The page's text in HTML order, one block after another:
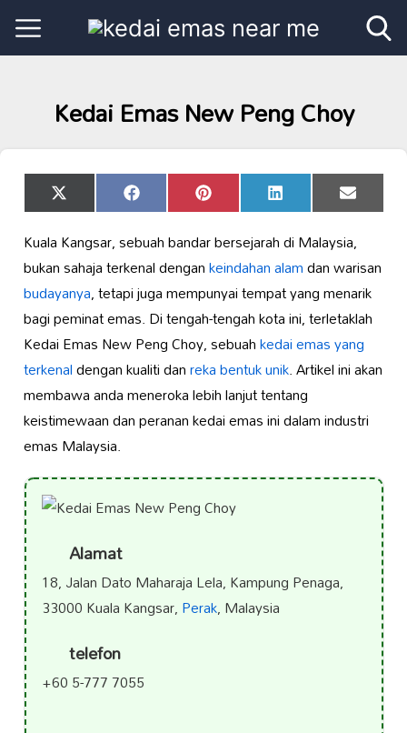
Kedai Emas New Peng Choy
Share
on
X
(Twitter)
Share
on
Facebook Share
on
Pinterest Share
on
LinkedIn Share
on
Email
Kuala Kangsar, sebuah bandar bersejarah di Malaysia,
bukan sahaja terkenal dengankeindahan alamdan warisan
budayanya, tetapi juga mempunyai tempat yang menarik
bagi peminat emas. Di tengah-tengah kota ini, terletaklah
Kedai Emas New Peng Choy, sebuahkedai emas yang
terkenaldengan kualiti danreka bentuk unik. Artikel ini akan
membawa anda meneroka lebih lanjut tentang
keistimewaan dan peranan kedai emas ini dalam industri
emas Malaysia.
Alamat
18, Jalan Dato Maharaja Lela, Kampung Penaga,
33000 Kuala Kangsar,Perak, Malaysia
telefon
+60 5-777 7055